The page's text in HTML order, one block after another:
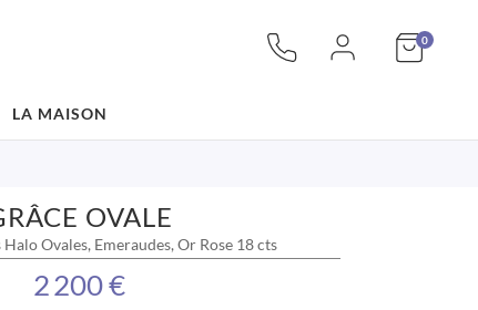
Mon
0articles
LA MAISON
OVALE
Ovales, Emeraudes, Or Rose 18 cts
2 200 €